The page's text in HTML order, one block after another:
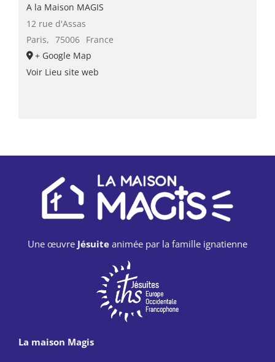
A la Maison MAGIS
12 rue d'Assas
Paris, 75006 France
+ Google Map
Voir Lieu site web
Une œuvre Jésuite animée par la famille ignatienne
La maison Magis